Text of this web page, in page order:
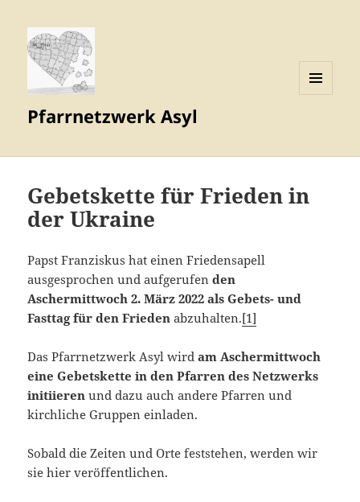
Pfarrnetzwerk Asyl
Gebetskette für Frieden in
der Ukraine
Papst Franziskus hat einen Friedensapell
ausgesprochen und aufgerufenden
Aschermittwoch 2. März 2022 als Gebets- und
Fasttag für den Friedenabzuhalten.[1]
Das Pfarrnetzwerk Asyl wirdam Aschermittwoch
eine Gebetskette in den Pfarren des Netzwerks
initiieren und dazu auch andere Pfarren und
kirchliche Gruppen einladen.
Sobald die Zeiten und Orte feststehen, werden wir
sie hier veröffentlichen.